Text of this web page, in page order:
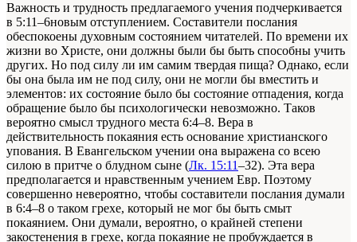
Важность и трудность предлагаемого учения подчеркивается
в 5:11–6новым отступлением. Составители послания
обеспокоены духовным состоянием читателей. По времени их
жизни во Христе, они должны были бы быть способны учить
других. Но под силу ли им самим твердая пища? Однако, если
бы она была им не под силу, они не могли бы вместить и
элементов: их состояние было бы состояние отпадения, когда
обращение было бы психологически невозможно. Таков
вероятно смысл трудного места 6:4–8. Вера в
действительность покаяния есть основание христианского
упования. В Евангельском учении она выражена со всею
силою в притче о блудном сыне (Лк. 15:11–32). Эта вера
предполагается и нравственным учением Евр. Поэтому
совершенно невероятно, чтобы составители послания думали
в 6:4–8 о таком грехе, который не мог бы быть смыт
покаянием. Они думали, вероятно, о крайней степени
закостенения в грехе, когда покаяние не пробуждается в